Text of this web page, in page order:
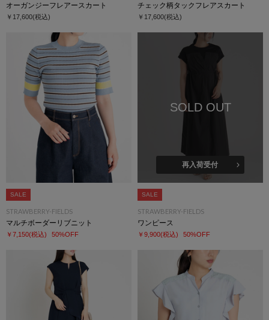
オーガンジーフレアースカート
￥17,600(税込)
チェック柄タックフレアスカート
￥17,600(税込)
SALE
STRAWBERRY-FIELDS
マルチボーダーリブニット
￥7,150(税込) 50%OFF
SOLD OUT
再入荷受付
SALE
STRAWBERRY-FIELDS
ワンピース
￥9,900(税込) 50%OFF